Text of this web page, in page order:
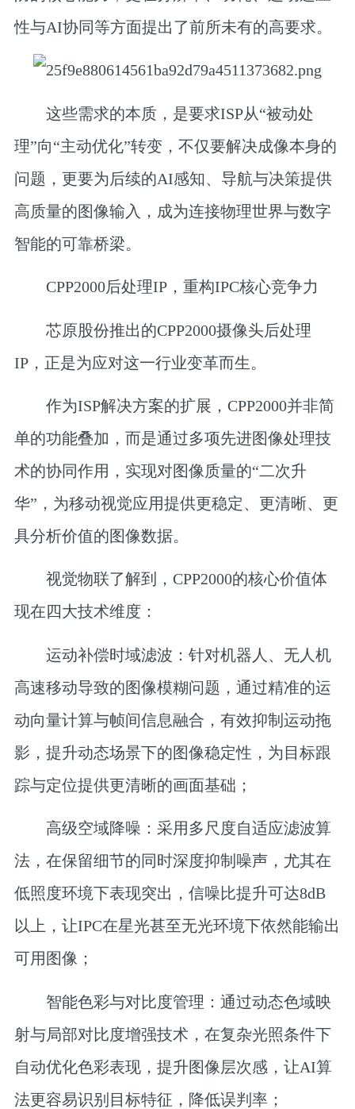
性与AI协同等方面提出了前所未有的高要求。
这些需求的本质，是要求ISP从“被动处
理”向“主动优化”转变，不仅要解决成像本身的
问题，更要为后续的AI感知、导航与决策提供
高质量的图像输入，成为连接物理世界与数字
智能的可靠桥梁。
CPP2000后处理IP， 重构IPC核心竞争力
芯原股份推出的CPP2000摄像头后处理
IP，正是为应对这一行业变革而生。
作为ISP解决方案的扩展，CPP2000并非简
单的功能叠加，而是通过多项先进图像处理技
术的协同作用，实现对图像质量的“二次升
华”，为移动视觉应用提供更稳定、更清晰、更
具分析价值的图像数据。
视觉物联了解到，CPP2000的核心价值体
现在四大技术维度：
运动补偿时域滤波： 针对机器人、无人机
高速移动导致的图像模糊问题，通过精准的运
动向量计算与帧间信息融合，有效抑制运动拖
影，提升动态场景下的图像稳定性，为目标跟
踪与定位提供更清晰的画面基础；
高级空域降噪： 采用多尺度自适应滤波算
法，在保留细节的同时深度抑制噪声，尤其在
低照度环境下表现突出，信噪比提升可达8dB
以上，让IPC在星光甚至无光环境下依然能输出
可用图像；
智能色彩与对比度管理： 通过动态色域映
射与局部对比度增强技术，在复杂光照条件下
自动优化色彩表现，提升图像层次感，让AI算
法更容易识别目标特征，降低误判率；